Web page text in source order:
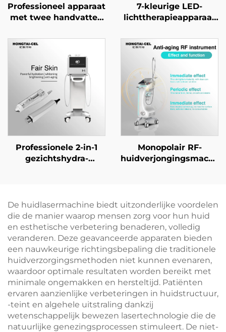
Professioneel apparaat
met twee handvatten
lichttherapie, voor
professionele
huidverheldering,
verjonging en anti-
aging in
schoonheidssalons
7-kleurige LED-
lichttherapieapparaat
acnebehandeling,
verjonging van het
gezichtsgezicht en
witter maken van de
huid voor
professioneel gebruik
Professionele 2-in-1
gezichtshydra-
hogedruksproeier voor
schoonheidssalons
Monopolair RF-
rimpelverwijdering
De huidlasermachine biedt uitzonderlijke voordelen
die de manier waarop mensen zorg voor hun huid
en esthetische verbetering benaderen, volledig
veranderen. Deze geavanceerde apparaten bieden
een nauwkeurige richtingsbepaling die traditionele
huidverzorgingsmethoden niet kunnen evenaren,
waardoor optimale resultaten worden bereikt met
minimale ongemakken en hersteltijd. Patiënten
ervaren aanzienlijke verbeteringen in huidstructuur,
-teint en algehele uitstraling dankzij
wetenschappelijk bewezen lasertechnologie die de
natuurlijke genezingsprocessen stimuleert. De niet-